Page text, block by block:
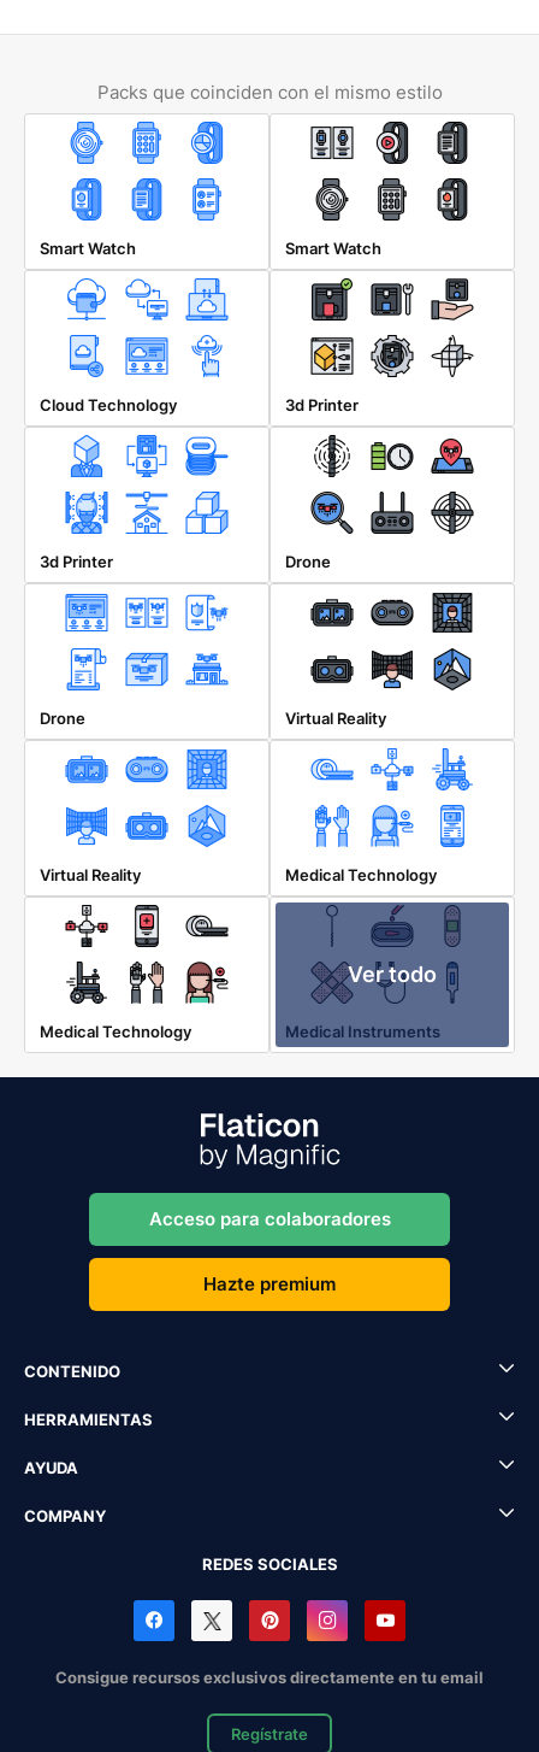
Packs que coinciden con el mismo estilo
Smart Watch Smart Watch
Cloud Technology 3d Printer
3d Printer Drone
Drone Virtual Reality
Virtual Reality Medical Technology
Medical Technology
Ver todo
Medical Instruments
Acceso para colaboradores
Hazte premium
CONTENIDO
HERRAMIENTAS
AYUDA
COMPANY
REDES SOCIALES
Consigue recursos exclusivos directamente en tu email
Regístrate